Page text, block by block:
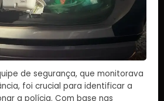
de segurança, que monitorava
foi crucial para identificar a
a polícia. Com base nas